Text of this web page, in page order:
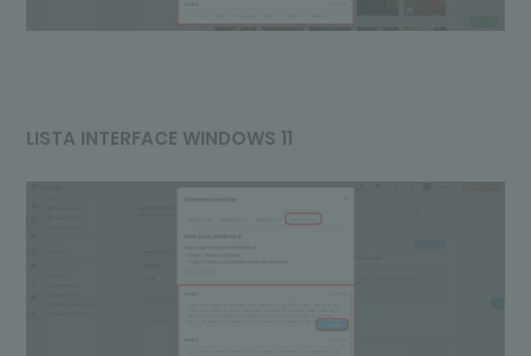
LISTA INTERFACE WINDOWS 11